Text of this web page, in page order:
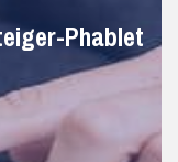
Phablet